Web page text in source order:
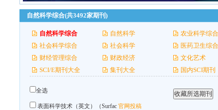
自然科学综合(共3492家期刊)
自然科学综合 自然科学
农业科学综合
社会科学综合
社会科学
医药卫生综合
财经管理综合
财政经济
文化艺术
SCI/E期刊大全
集刊大全 国内SCI期刊
全选
表面科学技术（英文）（Surfac 官网投稿